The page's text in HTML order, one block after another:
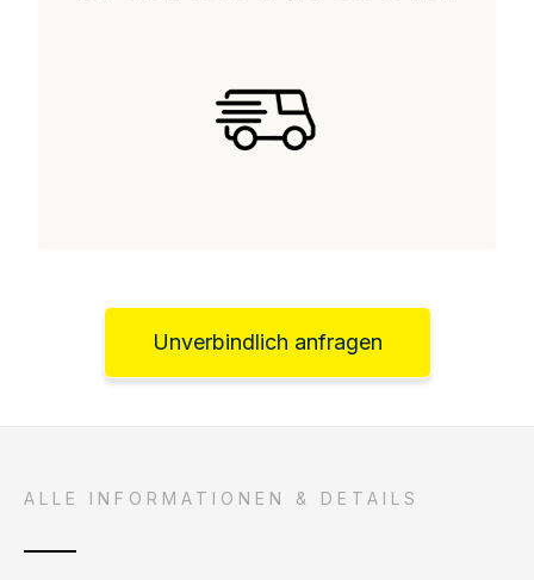
Unverbindlich anfragen
ALLE INFORMATIONEN & DETAILS